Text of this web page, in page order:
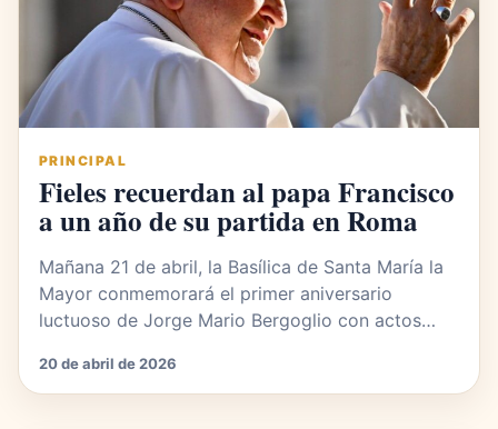
PRINCIPAL
Fieles recuerdan al papa Francisco
a un año de su partida en Roma
Mañana 21 de abril, la Basílica de Santa María la
Mayor conmemorará el primer aniversario
luctuoso de Jorge Mario Bergoglio con actos…
20 de abril de 2026